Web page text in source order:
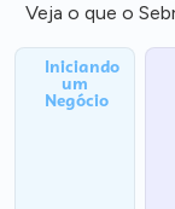
Veja o que o
Iniciando
um
Negócio